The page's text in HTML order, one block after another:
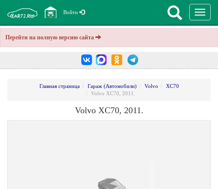
Перейти на полную версию сайта
Войти
Главная страница Гараж (Автомобили) Volvo
XC70
Volvo XC70, 2011.
Volvo XC70, 2011.